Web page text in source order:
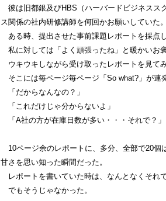
彼は旧都銀及びHBS（ハーバードビジネスス
ス関係の社内研修講師を何回かお願いしていた。
ある時、提出させた事前課題レポートを採点
私に対しては「よく頑張ったね」と暖かいお
ウキウキしながら受け取ったレポートを見て
そこには毎ページ毎ページ「So what?」が連
「だからなんなの？」
「これだけじゃ分からないよ」
「A社の方が在庫日数が多い・・・それで？」
10ページ余のレポートに、多分、全部で20
甘さを思い知った瞬間だった。
レポートを書いていた時は、なんとなくそれ
でもそうじゃなかった。